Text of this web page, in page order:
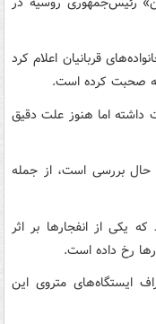
قربانیان اعلام کرد
صحبت‌ کرده است.
داشته اما هنوز علت دقیق
حال بررسی است،‌ از جمله
یکی از انفجارها بر اثر
رخ داده است.
ایستگاه‌های متروی این